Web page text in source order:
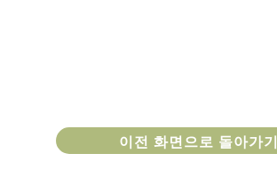
이전 화면으로 돌아가기